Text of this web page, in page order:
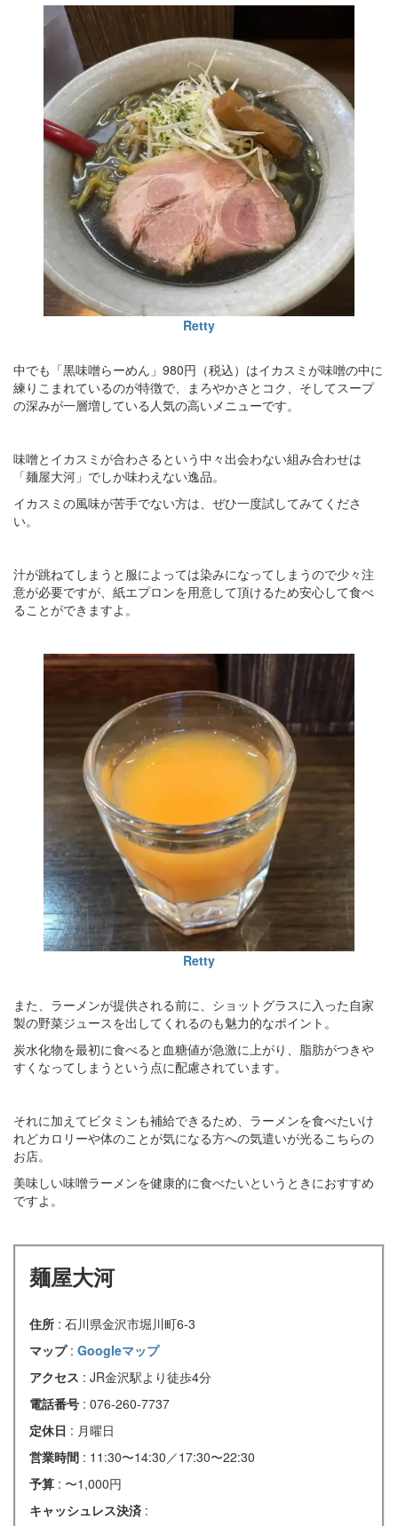
Retty
中でも「黒味噌らーめん」980円（税込）はイカスミが味噌の中に
練りこまれているのが特徴で、まろやかさとコク、そしてスープ
の深みが一層増している人気の高いメニューです。
味噌とイカスミが合わさるという中々出会わない組み合わせは
「麺屋大河」でしか味わえない逸品。
イカスミの風味が苦手でない方は、ぜひ一度試してみてくださ
い。
汁が跳ねてしまうと服によっては染みになってしまうので少々注
意が必要ですが、紙エプロンを用意して頂けるため安心して食べ
ることができますよ。
Retty
また、ラーメンが提供される前に、ショットグラスに入った自家
製の野菜ジュースを出してくれるのも魅力的なポイント。
炭水化物を最初に食べると血糖値が急激に上がり、脂肪がつきや
すくなってしまうという点に配慮されています。
それに加えてビタミンも補給できるため、ラーメンを食べたいけ
れどカロリーや体のことが気になる方への気遣いが光るこちらの
お店。
美味しい味噌ラーメンを健康的に食べたいというときにおすすめ
ですよ。
麺屋大河
住所 : 石川県金沢市堀川町6-3
マップ : Googleマップ
アクセス : JR金沢駅より徒歩4分
電話番号 : 076-260-7737
定休日 : 月曜日
営業時間 : 11:30〜14:30／17:30〜22:30
予算 : 〜1,000円
キャッシュレス決済 :